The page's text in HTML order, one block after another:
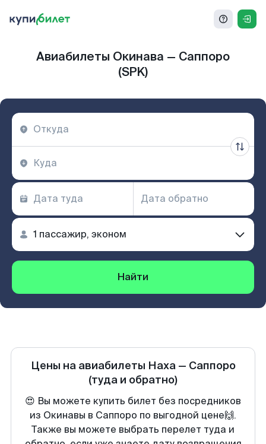
Авиабилеты Окинава — Саппоро
(SPK)
Найти
Цены на авиабилеты Наха— Саппоро
(туда и обратно)
😍 Вы можете купить билет без посредников
из Окинавы в Саппоро по выгодной цене🙌.
Также вы можете выбрать перелет туда и